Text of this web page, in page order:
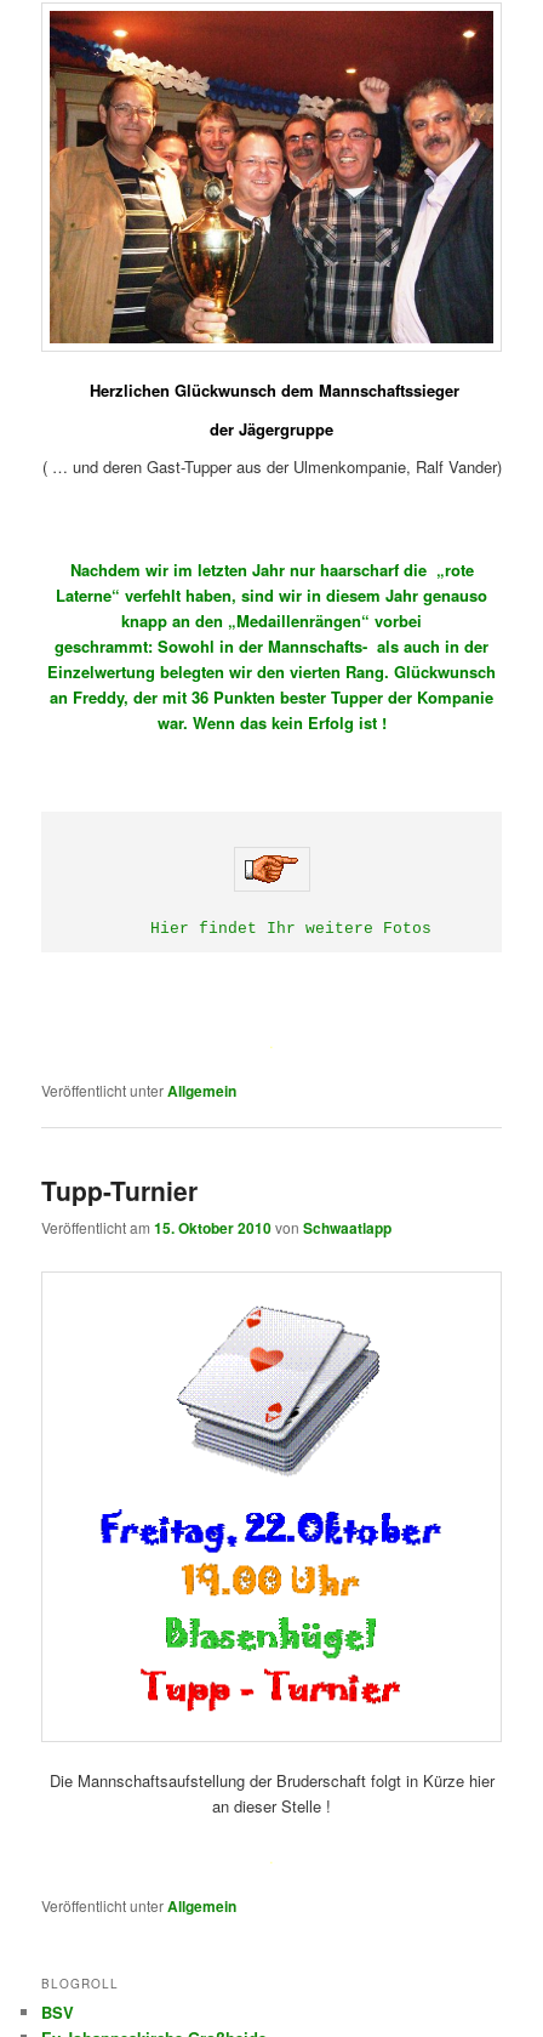
Herzlichen Glückwunsch dem Mannschaftssieger
der Jägergruppe
( … und deren Gast-Tupper aus der Ulmenkompanie, Ralf Vander)
Nachdem wir im letzten Jahr nur haarscharf die „rote
Laterne“ verfehlt haben, sind wir in diesem Jahr genauso
knapp an den „Medaillenrängen“ vorbei
geschrammt: Sowohl in der Mannschafts- als auch in der
Einzelwertung belegten wir den vierten Rang. Glückwunsch
an Freddy, der mit 36 Punkten bester Tupper der Kompanie
war. Wenn das kein Erfolg ist !
    Hier findet Ihr weitere Fotos
.
Veröffentlicht unterAllgemein
Tupp-Turnier
Veröffentlicht am15. Oktober 2010vonSchwaatlapp
Die Mannschaftsaufstellung der Bruderschaft folgt in Kürze hier
an dieser Stelle !
.
Veröffentlicht unterAllgemein
BLOGROLL
BSV